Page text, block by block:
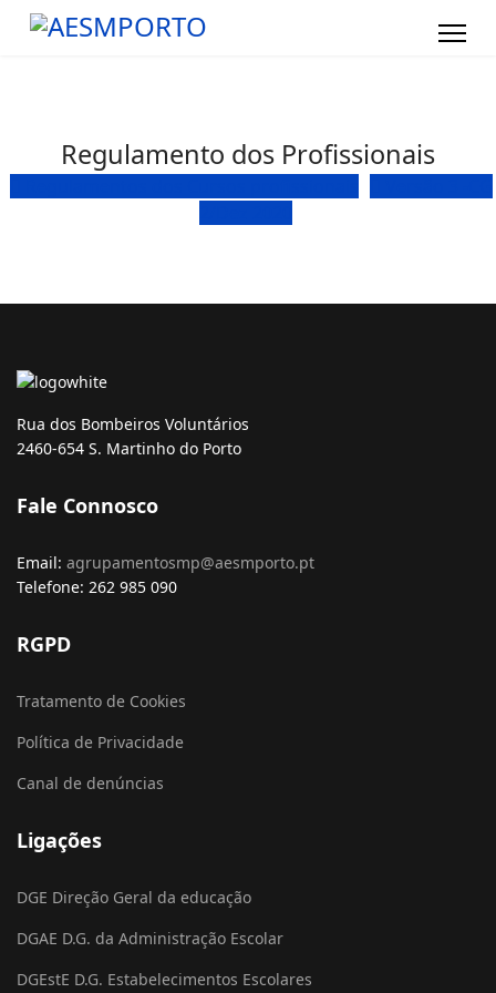
Regulamento dos Profissionais
Rua dos Bombeiros Voluntários
2460-654 S. Martinho do Porto
Fale Connosco
Email: agrupamentosmp@aesmporto.pt
Telefone: 262 985 090
RGPD
Tratamento de Cookies
Política de Privacidade
Canal de denúncias
Ligações
DGE Direção Geral da educação
DGAE D.G. da Administração Escolar
DGEstE D.G. Estabelecimentos Escolares